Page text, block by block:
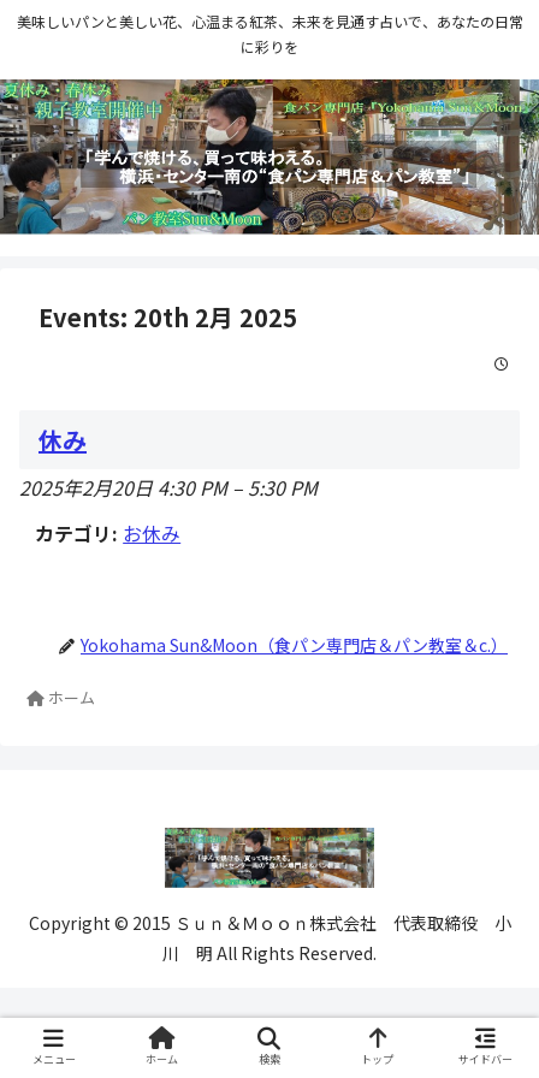
美味しいパンと美しい花、心温まる紅茶、未来を見通す占いで、あなたの日常
に彩りを
Events: 20th 2月 2025
休み
2025年2月20日 4:30 PM– 5:30 PM
カテゴリ: お休み
Yokohama Sun&Moon（食パン専門店＆パン教室＆c.）
ホーム
Copyright © 2015 Ｓｕｎ＆Ｍｏｏｎ株式会社 代表取締役 小
川 明 All Rights Reserved.
メニュー ホーム 検索 トップ サイドバー